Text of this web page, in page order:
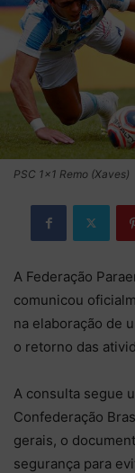
PSC 1x1 Remo (Xaves)
A Federação
comunicou
na elaboração de
o retorno das
A consulta segue
Confederação
gerais, o
segurança para